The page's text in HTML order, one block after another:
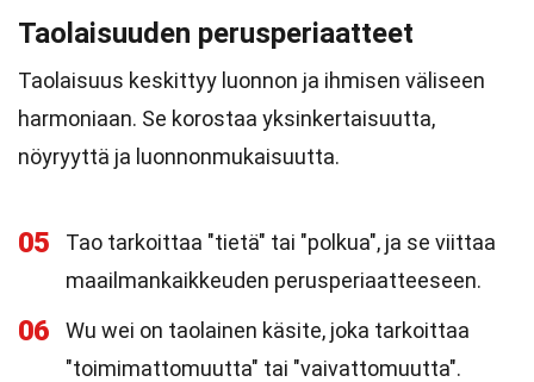
Taolaisuuden perusperiaatteet
Taolaisuus keskittyy luonnon ja ihmisen väliseen
harmoniaan. Se korostaa yksinkertaisuutta,
nöyryyttä ja luonnonmukaisuutta.
05
Tao tarkoittaa "tietä" tai "polkua", ja se viittaa
maailmankaikkeuden perusperiaatteeseen.
06
Wu wei on taolainen käsite, joka tarkoittaa
"toimimattomuutta" tai "vaivattomuutta".